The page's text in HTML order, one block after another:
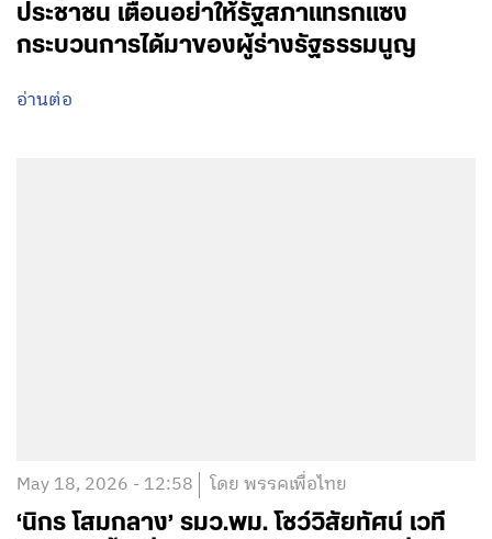
ประชาชน เตือนอย่าให้รัฐสภาแทรกแซง
กระบวนการได้มาของผู้ร่างรัฐธรรมนูญ
อ่านต่อ
May 18, 2026 - 12:58 โดย พรรคเพื่อไทย
‘นิกร โสมกลาง’ รมว.พม. โชว์วิสัยทัศน์ เวที